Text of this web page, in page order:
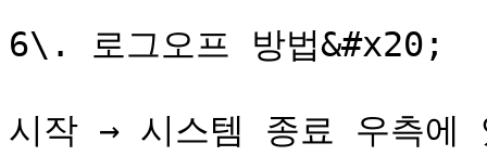
6\. 로그오프 방법&#x20;
시작 → 시스템 종료 우측